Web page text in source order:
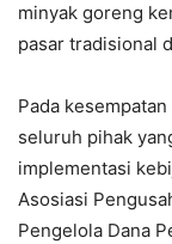
minyak goreng
pasar tradisional
Pada
seluruh pihak
implementasi
Asosiasi
Pengelola Dana